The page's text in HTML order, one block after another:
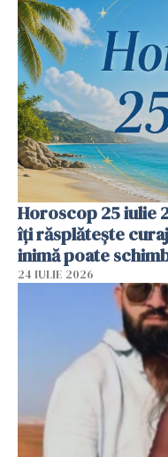
Horoscop 25 iulie
îți răsplătește
inimă poate
24 IULIE 2026